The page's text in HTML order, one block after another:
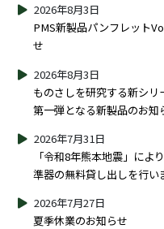
PMS新製品パンフレット
せ
2026年8月3日
ものさしを研究する新シ
第一弾となる新製品のお知
2026年8月3日
「令和8年熊本地震」によ
準器の無料貸し出しを行い
2026年7月31日
夏季休業のお知らせ
2026年7月27日